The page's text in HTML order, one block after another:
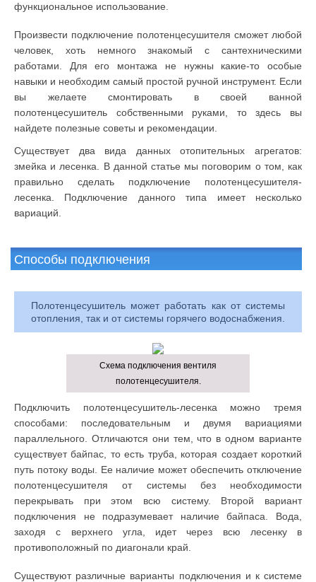
функциональное использование.
Произвести подключение полотенцесушителя сможет любой
человек, хоть немного знакомый с сантехническими
работами. Для его монтажа не нужны какие-то особые
навыки и необходим самый простой ручной инструмент. Если
вы желаете смонтировать в своей ванной
полотенцесушитель собственными руками, то здесь вы
найдете полезные советы и рекомендации.
Существует два вида данных отопительных агрегатов:
змейка и лесенка. В данной статье мы поговорим о том, как
правильно сделать подключение полотенцесушителя-
лесенка. Подключение данного типа имеет несколько
вариаций.
Способы подключения
Полотенцесушитель может работать как от системы
отопления, так и от системы горячего водоснабжения.
Схема подключения вентиля
полотенцесушителя.
Подключить полотенцесушитель-лесенка можно тремя
способами: последовательным и двумя вариациями
параллельного. Отличаются они тем, что в одном варианте
существует байпас, то есть труба, которая создает короткий
путь потоку воды. Ее наличие может обеспечить отключение
полотенцесушителя от системы без необходимости
перекрывать при этом всю систему. Второй вариант
подключения не подразумевает наличие байпаса. Вода,
заходя с верхнего угла, идет через всю лесенку в
противоположный по диагонали край.
Существуют различные варианты подключения и к системе